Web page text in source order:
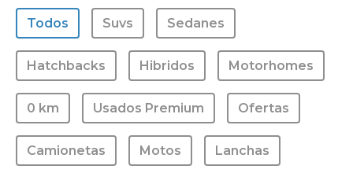
VENDÉ TU AUTO
CLIENTES
PREGUNTAS FRECUENTES
GARANTÍA CARMAK
CONOCÉ CARMAK
Todos Suvs Sedanes
Hatchbacks Hibridos Motorhomes
0 km Usados Premium Ofertas
Camionetas Motos Lanchas